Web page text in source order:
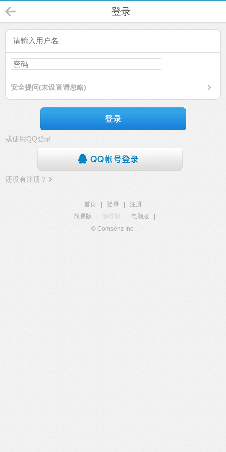
登录
安全提问(未设置请忽略)
登录
或使用QQ登录
还没有注册？
首页 登录
注册
简易版
触屏版 电脑版
© Comsenz Inc.